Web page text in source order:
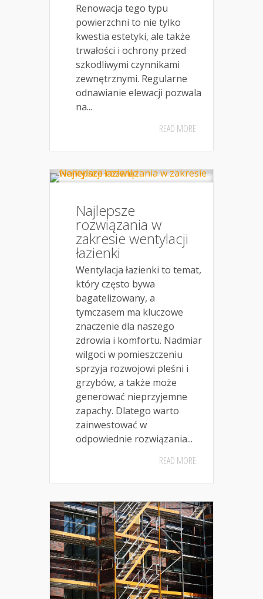
Renowacja tego typu
powierzchni to nie tylko
kwestia estetyki, ale także
trwałości i ochrony przed
szkodliwymi czynnikami
zewnętrznymi. Regularne
odnawianie elewacji pozwala
na...
READ MORE
Najlepsze
rozwiązania w
zakresie wentylacji
łazienki
Wentylacja łazienki to temat,
który często bywa
bagatelizowany, a
tymczasem ma kluczowe
znaczenie dla naszego
zdrowia i komfortu. Nadmiar
wilgoci w pomieszczeniu
sprzyja rozwojowi pleśni i
grzybów, a także może
generować nieprzyjemne
zapachy. Dlatego warto
zainwestować w
odpowiednie rozwiązania...
READ MORE